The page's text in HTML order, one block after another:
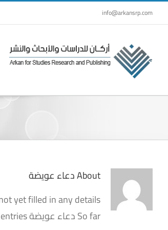
Skip
to
info@arkansrp.com
Aboutدعاء عويضة
yet filled in any details.
So far دعاء عويضة has created 3 blog entries.